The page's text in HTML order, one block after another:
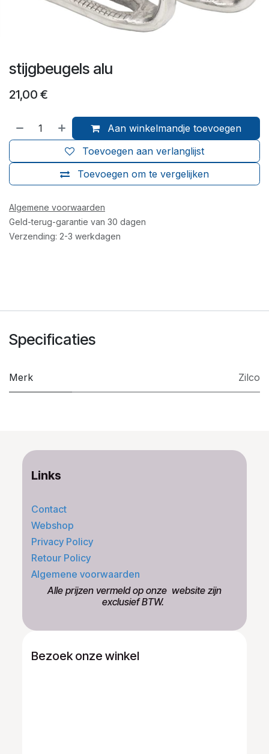
stijgbeugels alu
21,00 €
Aan winkelmandje toevoegen
Toevoegen om te vergelijken
Toevoegen aan verlanglijst
Algemene voorwaarden
Geld-terug-garantie van 30 dagen
Verzending: 2-3 werkdagen
Specificaties
Merk Zilco
Links
Contact
Webshop
Privacy Policy
Retour Policy
Algemene voorwaarden
​Alle prijzen vermeld op onze ​website zijn
exclusief BTW.
Bezoek onze winkel